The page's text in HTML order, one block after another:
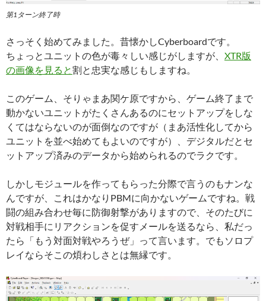
第1ターン終了時
さっそく始めてみました。昔懐かしCyberboardです。
ちょっとユニットの色が毒々しい感じがしますが、 XTR版
の画像を見ると割と忠実な感じもしますね。
このゲーム、そりゃまあ関ケ原ですから、ゲーム終了まで
動かないユニットがたくさんあるのにセットアップをしな
くてはならないのが面倒なのですが（まあ活性化してから
ユニットを並べ始めてもよいのですが）、デジタルだとセ
ットアップ済みのデータから始められるのでラクです。
しかしモジュールを作ってもらった分際で言うのもナンな
んですが、これはかなりPBMに向かないゲームですね。戦
闘の組み合わせ毎に防御射撃がありますので、そのたびに
対戦相手にリアクションを促すメールを送るなら、私だっ
たら「もう対面対戦やろうぜ」って言います。でもソロプ
レイならそこの煩わしさとは無縁です。